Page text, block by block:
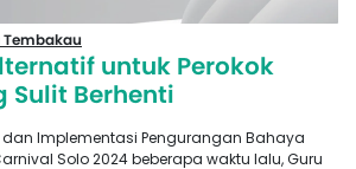
untuk Perokok
Sulit Berhenti
dan Implementasi Pengurangan Bahaya
Solo 2024 beberapa waktu lalu, Guru